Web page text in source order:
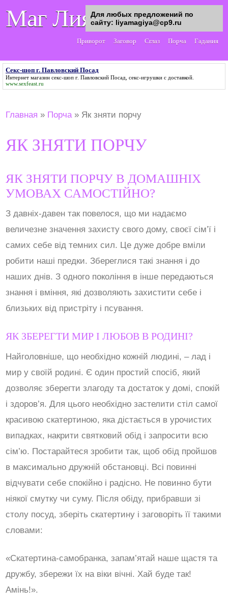
Маг Лия
Приворот Заговор Сглаз Порча Гадания
Секс-шоп г. Павловский Посад
Интернет магазин секс-шоп г. Павловский Посад , секс-игрушки с доставкой.
www.sexfeast.ru
Главная » Порча » Як зняти порчу
ЯК ЗНЯТИ ПОРЧУ
ЯК ЗНЯТИ ПОРЧУ В ДОМАШНІХ
УМОВАХ САМОСТІЙНО?
З давніх-давен так повелося, що ми надаємо
величезне значення захисту свого дому, своєї сім’ї і
самих себе від темних сил. Це дуже добре вміли
робити наші предки. Збереглися такі знання і до
наших днів. З одного покоління в інше передаються
знання і вміння, які дозволяють захистити себе і
близьких від пристріту і псування.
ЯК ЗБЕРЕГТИ МИР І ЛЮБОВ В РОДИНІ?
Найголовніше, що необхідно кожній людині, – лад і
мир у своїй родині. Є один простий спосіб, який
дозволяє зберегти злагоду та достаток у домі, спокій
і здоров’я. Для цього необхідно застелити стіл самої
красивою скатертиною, яка дістається в урочистих
випадках, накрити святковий обід і запросити всю
сім’ю. Постарайтеся зробити так, щоб обід пройшов
в максимально дружній обстановці. Всі повинні
відчувати себе спокійно і радісно. Не повинно бути
ніякої смутку чи суму. Після обіду, прибравши зі
столу посуд, зберіть скатертину і заговоріть її такими
словами:
«Скатертина-самобранка, запам’ятай наше щастя та
дружбу, збережи їх на віки вічні. Хай буде так!
Амінь!».
Для любых предложений по
сайту: liyamagiya@cp9.ru